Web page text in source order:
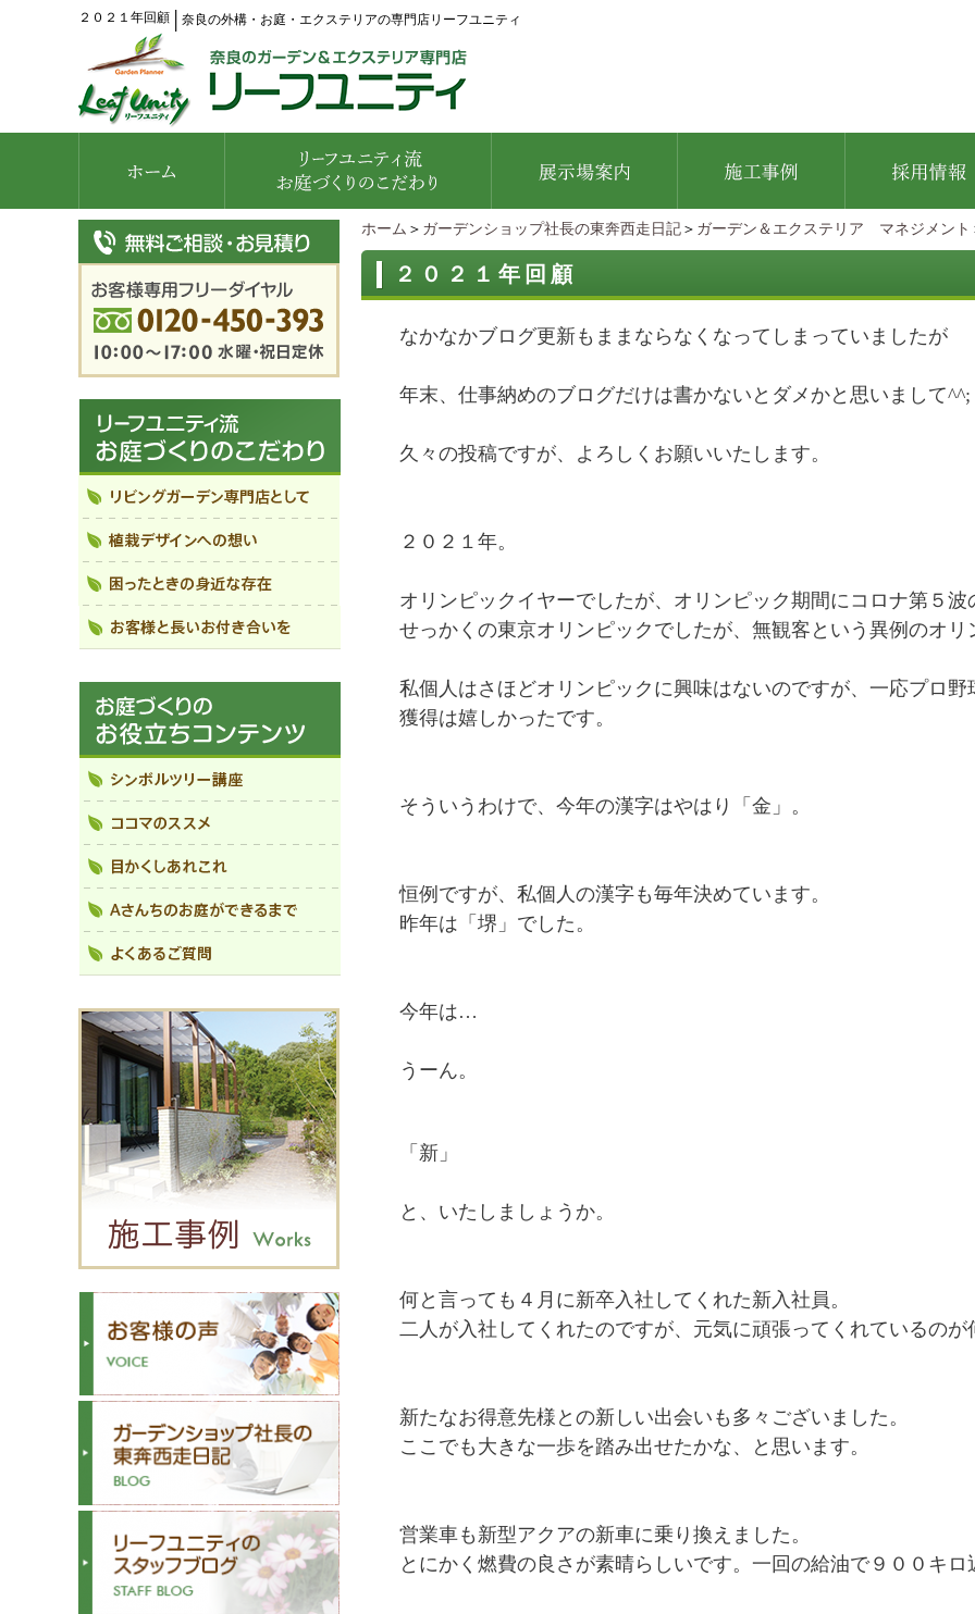
２０２１年回顧 奈良の外構・お庭・エクステリアの専門店リーフユニティ
ホーム ＞ ガーデンショップ社長の東奔西走日記 ＞ ガーデン＆エクステリア マネジメント
２０２１年回顧
なかなかブログ更新もままならなくなってしまっていましたが
年末、仕事納めのブログだけは書かないとダメかと思いまして^^;
久々の投稿ですが、よろしくお願いいたします。
２０２１年。
オリンピックイヤーでしたが、オリンピック期間にコロナ第５波
せっかくの東京オリンピックでしたが、無観客という異例のオリ
私個人はさほどオリンピックに興味はないのですが、一応プロ
獲得は嬉しかったです。
そういうわけで、今年の漢字はやはり「金」。
恒例ですが、私個人の漢字も毎年決めています。
昨年は「堺」でした。
今年は…
うーん。
「新」
と、いたしましょうか。
何と言っても４月に新卒入社してくれた新入社員。
二人が入社してくれたのですが、元気に頑張ってくれているのが
新たなお得意先様との新しい出会いも多々ございました。
ここでも大きな一歩を踏み出せたかな、と思います。
営業車も新型アクアの新車に乗り換えました。
とにかく燃費の良さが素晴らしいです。一回の給油で９００キロ